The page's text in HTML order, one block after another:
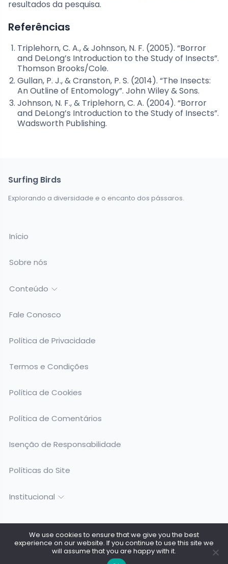
resultados da pesquisa.
Referências
Triplehorn, C. A., & Johnson, N. F. (2005). “Borror
and DeLong’s Introduction to the Study of Insects”.
Thomson Brooks/Cole.
Gullan, P. J., & Cranston, P. S. (2014). “The Insects:
An Outline of Entomology”. John Wiley & Sons.
Johnson, N. F., & Triplehorn, C. A. (2004). “Borror
and DeLong’s Introduction to the Study of Insects”.
Wadsworth Publishing.
Surfing Birds
Explorando a diversidade e o encanto dos pássaros.
Início
Sobre nós
Conteúdo
Fale Conosco
Política de Privacidade
Termos e Condições
Política de Cookies
Política de Comentários
Isenção de Responsabilidade
Políticas do Site
Institucional
Todos os Direitos Reservados @ 2026. Surfing Birds - CNPJ:
53.419.145/0001-98
We use cookies to ensure that we give you the best
experience on our website. If you continue to use this site we
will assume that you are happy with it.